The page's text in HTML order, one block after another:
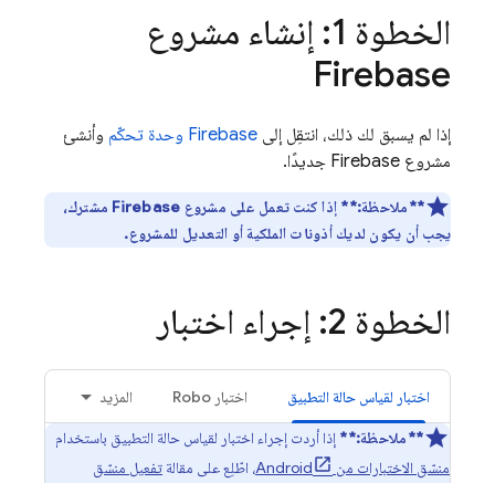
الخطوة 1: إنشاء مشروع
Firebase
إذا لم يسبق لك ذلك، انتقِل إلى Firebase وحدة تحكّم وأنشئ
مشروع Firebase جديدًا.
**ملاحظة:**
إذا كنت تعمل على مشروع Firebase مشترك،
يجب أن يكون لديك أذونات الملكية أو التعديل للمشروع.
الخطوة 2: إجراء اختبار
اختبار لقياس حالة التطبيق اختبار Robo المزيد
**ملاحظة:** إذا أردت إجراء اختبار لقياس حالة التطبيق باستخدام
منسّق الاختبارات من Android
، اطّلِع على مقالة تفعيل منسّق